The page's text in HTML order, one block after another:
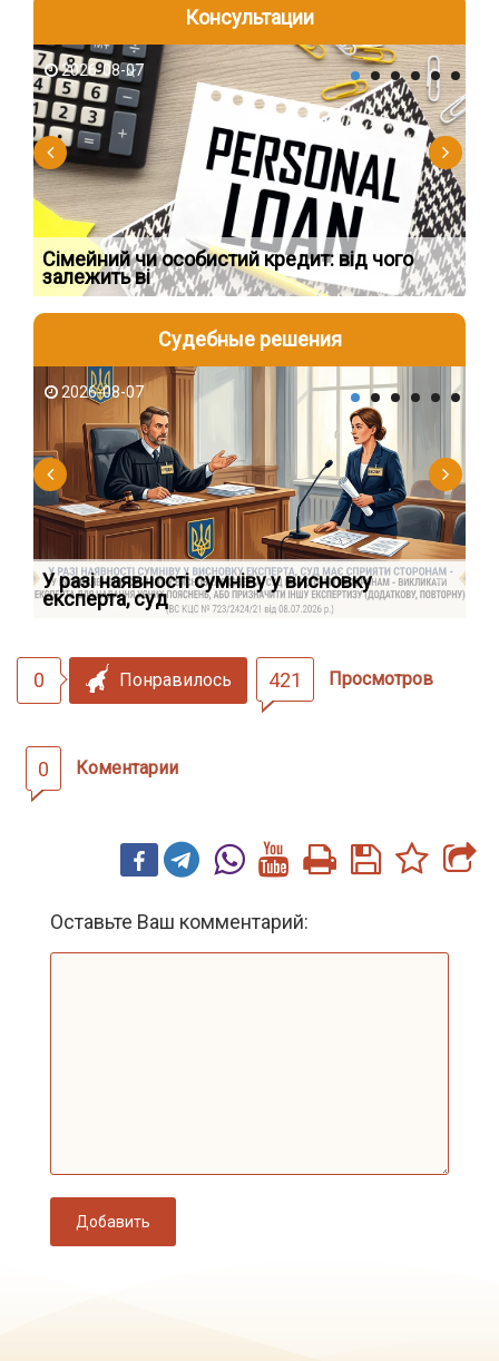
Консультации
2026-08-07
Сімейний чи особистий кредит: від чого
залежить ві
Судебные решения
2026-08-07
У разі наявності сумніву у висновку
експерта, суд
0 Понравилось 421 Просмотров
0 Коментарии
Оставьте Ваш комментарий:
Добавить